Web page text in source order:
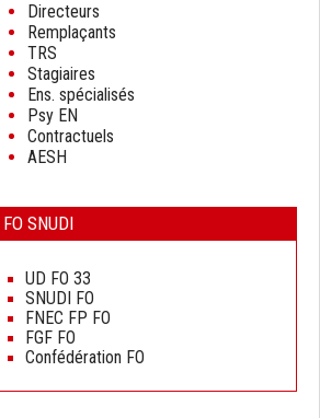
Directeurs
Remplaçants
TRS
Stagiaires
Ens. spécialisés
Psy EN
Contractuels
AESH
FO SNUDI
contenu
UD FO 33
SNUDI FO
FNEC FP FO
FGF FO
Confédération FO